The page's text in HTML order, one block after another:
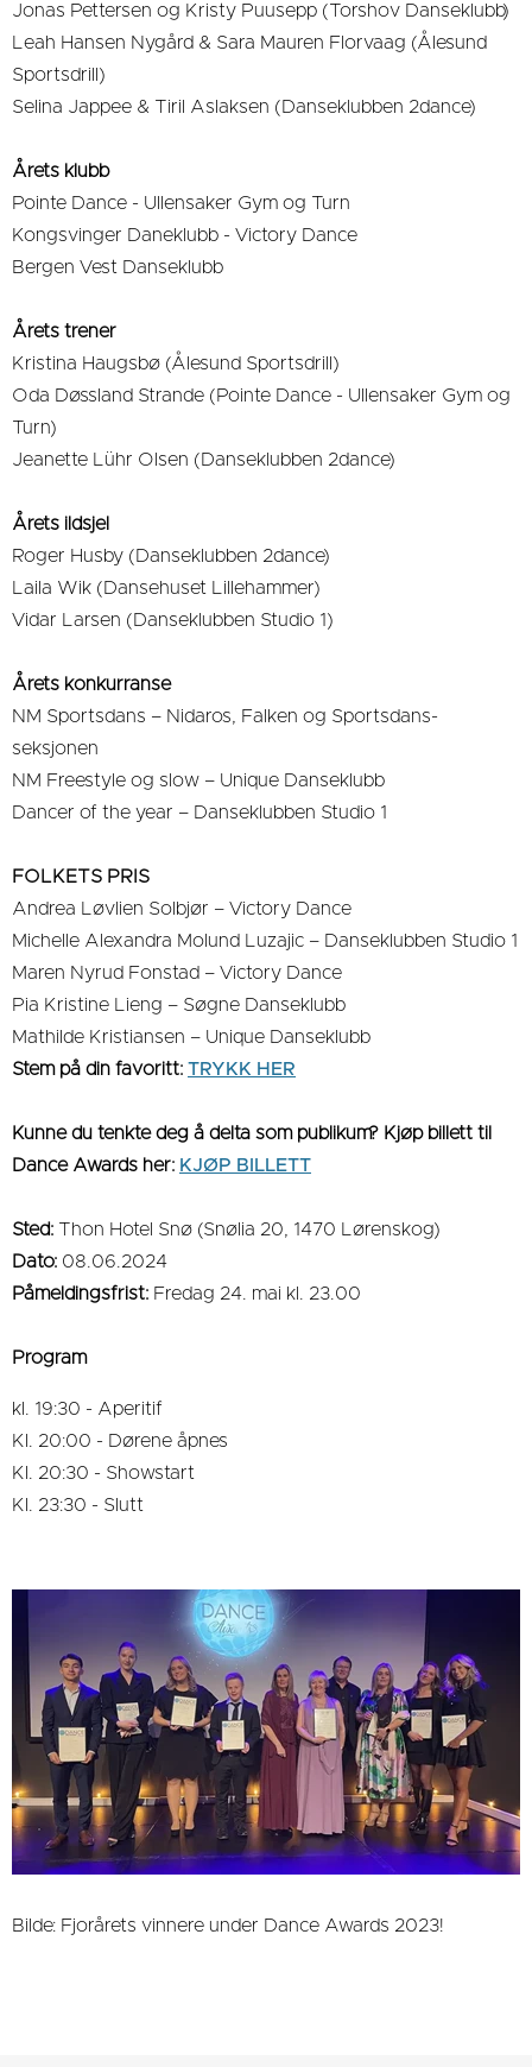
Jonas Pettersen og Kristy Puusepp (Torshov Danseklubb)
Leah Hansen Nygård & Sara Mauren Florvaag (Ålesund
Sportsdrill)​
Selina Jappee & Tiril Aslaksen (Danseklubben 2dance)
Årets klubb
Pointe Dance - Ullensaker Gym og Turn
Kongsvinger Daneklubb - Victory Dance
Bergen Vest Danseklubb
Årets trener
Kristina Haugsbø (Ålesund Sportsdrill)
Oda Døssland Strande (Pointe Dance - Ullensaker Gym og
Turn)
Jeanette Lühr Olsen (Danseklubben 2dance)
Årets ildsjel
Roger Husby (Danseklubben 2dance)
Laila Wik (Dansehuset Lillehammer)
Vidar Larsen (Danseklubben Studio 1)
​Årets konkurranse
NM Sportsdans – ​Nidaros, Falken og Sportsdans-
seksjonen
NM Freestyle og slow – Unique Danseklubb
Dancer of the year – Danseklubben Studio 1
FOLKETS PRIS
Andrea Løvlien Solbjør – Victory Dance
Michelle Alexandra Molund Luzajic – Danseklubben Studio 1
Maren Nyrud Fonstad – Victory Dance
Pia Kristine Lieng – Søgne Danseklubb
Mathilde Kristiansen – Unique Danseklubb
Stem på din favoritt: TRYKK HER
Kunne du tenkte deg å delta som publikum? Kjøp billett til
Dance Awards her: KJØP BILLETT
Sted: Thon Hotel Snø (Snølia 20, 1470 Lørenskog)
Dato: 08.06.2024
Påmeldingsfrist: Fredag 24. mai kl. 23.00
Program
kl. 19:30 - Aperitif
Kl. 20:00 - Dørene åpnes
Kl. 20:30 - Showstart
Kl. 23:30 - Slutt
Bilde: Fjorårets vinnere under Dance Awards 2023!